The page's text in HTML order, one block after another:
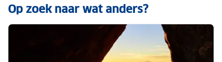
Op zoek naar wat anders?